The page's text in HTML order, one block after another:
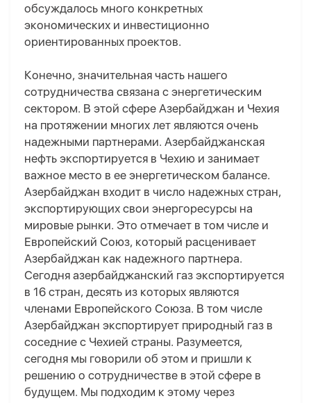
обсуждалось много конкретных
экономических и инвестиционно
ориентированных проектов.
Конечно, значительная часть нашего
сотрудничества связана с энергетическим
сектором. В этой сфере Азербайджан и Чехия
на протяжении многих лет являются очень
надежными партнерами. Азербайджанская
нефть экспортируется в Чехию и занимает
важное место в ее энергетическом балансе.
Азербайджан входит в число надежных стран,
экспортирующих свои энергоресурсы на
мировые рынки. Это отмечает в том числе и
Европейский Союз, который расценивает
Азербайджан как надежного партнера.
Сегодня азербайджанский газ экспортируется
в 16 стран, десять из которых являются
членами Европейского Союза. В том числе
Азербайджан экспортирует природный газ в
соседние с Чехией страны. Разумеется,
сегодня мы говорили об этом и пришли к
решению о сотрудничестве в этой сфере в
будущем. Мы подходим к этому через